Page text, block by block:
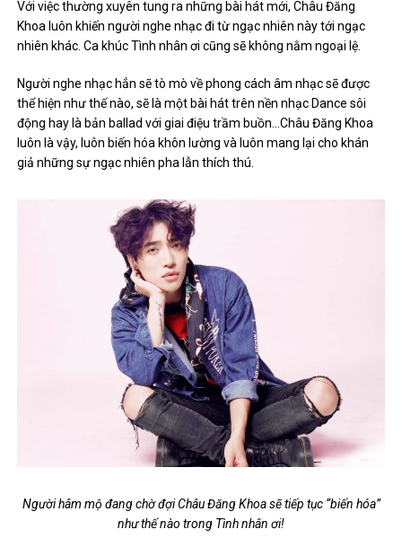
Với việc thường xuyên tung ra những bài hát mới, Châu Đăng
Khoa luôn khiến người nghe nhạc đi từ ngạc nhiên này tới ngạc
nhiên khác. Ca khúc Tình nhân ơi cũng sẽ không nằm ngoại lệ.
Người nghe nhạc hẳn sẽ tò mò về phong cách âm nhạc sẽ được
thể hiện như thế nào, sẽ là một bài hát trên nền nhạc Dance sôi
động hay là bản ballad với giai điệu trầm buồn…Châu Đăng Khoa
luôn là vậy, luôn biến hóa khôn lường và luôn mang lại cho khán
giả những sự ngạc nhiên pha lẫn thích thú.
Người hâm mộ đang chờ đợi Châu Đăng Khoa sẽ tiếp tục “biến hóa”
như thế nào trong Tình nhân ơi!